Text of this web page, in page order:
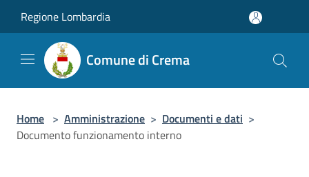
Regione Lombardia
Comune di Crema
Home > Amministrazione > Documenti e dati >
Documento funzionamento interno